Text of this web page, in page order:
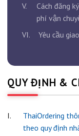
V.
Cách đăng
phí vận
VI.
Yêu cầu
QUY ĐỊNH &
I.
ThaiOrdering
theo quy định